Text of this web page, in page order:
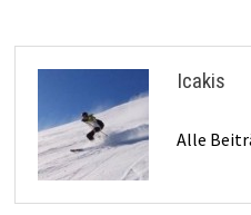
Icakis
Alle